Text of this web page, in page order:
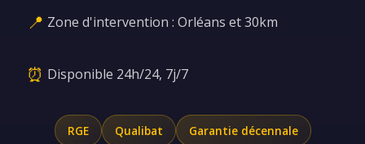
📍 Zone d'intervention : Orléans et 30km
⏰ Disponible 24h/24, 7j/7
RGE Qualibat Garantie décennale